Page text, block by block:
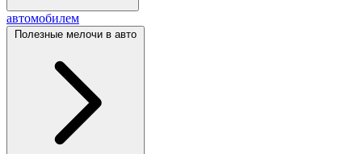
автомобилем
Полезные мелочи в авто